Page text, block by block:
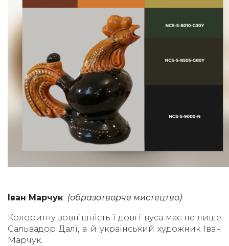
Іван Марчук (образотворче мистецтво)
Колоритну зовнішність і довгі вуса має не лише
Сальвадор Далі, а й український художник Іван
Марчук.